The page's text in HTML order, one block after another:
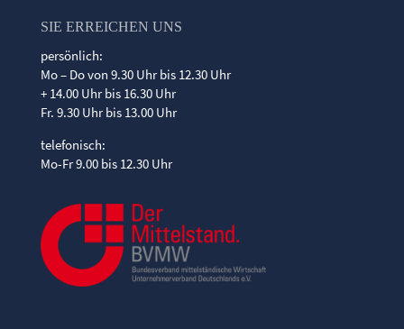
SIE ERREICHEN UNS
persönlich:
Mo – Do von 9.30 Uhr bis 12.30 Uhr
+ 14.00 Uhr bis 16.30 Uhr
Fr. 9.30 Uhr bis 13.00 Uhr
telefonisch:
Mo-Fr 9.00 bis 12.30 Uhr